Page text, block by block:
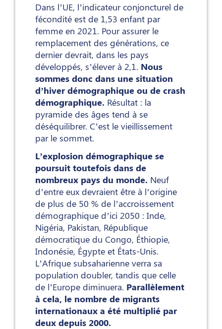
Dans l’UE, l’indicateur conjoncturel de
fécondité est de 1,53 enfant par
femme en 2021. Pour assurer le
remplacement des générations, ce
dernier devrait, dans les pays
développés, s’élever à 2,1. Nous
sommes donc dans une situation
d’hiver démographique ou de crash
démographique. Résultat : la
pyramide des âges tend à se
déséquilibrer. C’est le vieillissement
par le sommet.
L’explosion démographique se
poursuit toutefois dans de
nombreux pays du monde. Neuf
d’entre eux devraient être à l’origine
de plus de 50 % de l’accroissement
démographique d’ici 2050 : Inde,
Nigéria, Pakistan, République
démocratique du Congo, Éthiopie,
Indonésie, Égypte et États-Unis.
L’Afrique subsaharienne verra sa
population doubler, tandis que celle
de l’Europe diminuera. Parallèlement
à cela, le nombre de migrants
internationaux a été multiplié par
deux depuis 2000.